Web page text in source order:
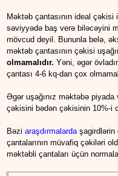
Məktəb çantasının ideal çəkisi
səviyyədə baş verə biləcəyini
mövcud deyil. Bununla belə,
məktəb çantasının çəkisi
olmamalıdır. Yəni, əgər
çantası 4-6 kq-dan çox
Əgər uşağınız məktəbə
çəkisini bədən çəkisinin 10%-i
Bəziaraşdırmalardaşagirdlərin
çantalarının müvafiq çəkiləri
məktəbli çantaları üçün